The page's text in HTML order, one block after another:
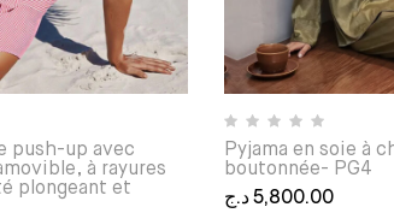
push-up avec
à rayures
plongeant et
Pyjama en soie à
boutonnée- PG4
5,800.00د.ج